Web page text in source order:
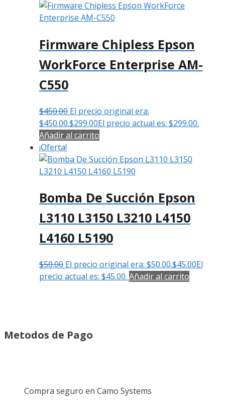
Firmware Chipless Epson
WorkForce Enterprise AM-
C550
$450.00 El precio original era:
$450.00.$299.00El precio actual es: $299.00.
Añadir al carrito
¡Oferta!
Bomba De Succión Epson
L3110 L3150 L3210 L4150
L4160 L5190
$50.00 El precio original era: $50.00.$45.00El
precio actual es: $45.00. Añadir al carrito
Metodos de Pago
Compra seguro en Camo Systems